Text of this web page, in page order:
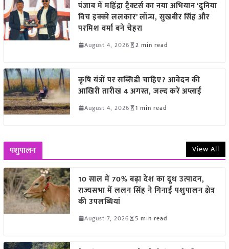
पंजाब में महिंद्रा ट्रैक्टर्स का नया अभियान ‘दुनिया
विच इक्को ललकार’ लॉन्च, सुखबीर सिंह और
परमिश वर्मा बने चेहरा
August 4, 2026 2 min read
कृषि यंत्रों पर सब्सिडी चाहिए? आवेदन की
आखिरी तारीख 4 अगस्त, जल्द करें अप्लाई
August 4, 2026 1 min read
पशुपालन View All
10 साल में 70% बढ़ा देश का दूध उत्पादन,
राज्यसभा में ललन सिंह ने गिनाईं पशुपालन क्षेत्र
की उपलब्धियां
August 7, 2026 5 min read